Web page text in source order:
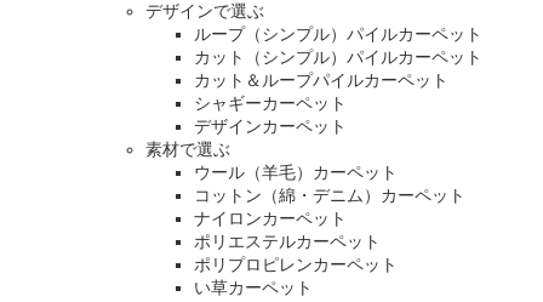
デザインで選ぶ
ループ（シンプル）パイルカーペット
カット（シンプル）パイルカーペット
カット＆ループパイルカーペット
シャギーカーペット
デザインカーペット
素材で選ぶ
ウール（羊毛）カーペット
コットン（綿・デニム）カーペット
ナイロンカーペット
ポリエステルカーペット
ポリプロピレンカーペット
い草カーペット